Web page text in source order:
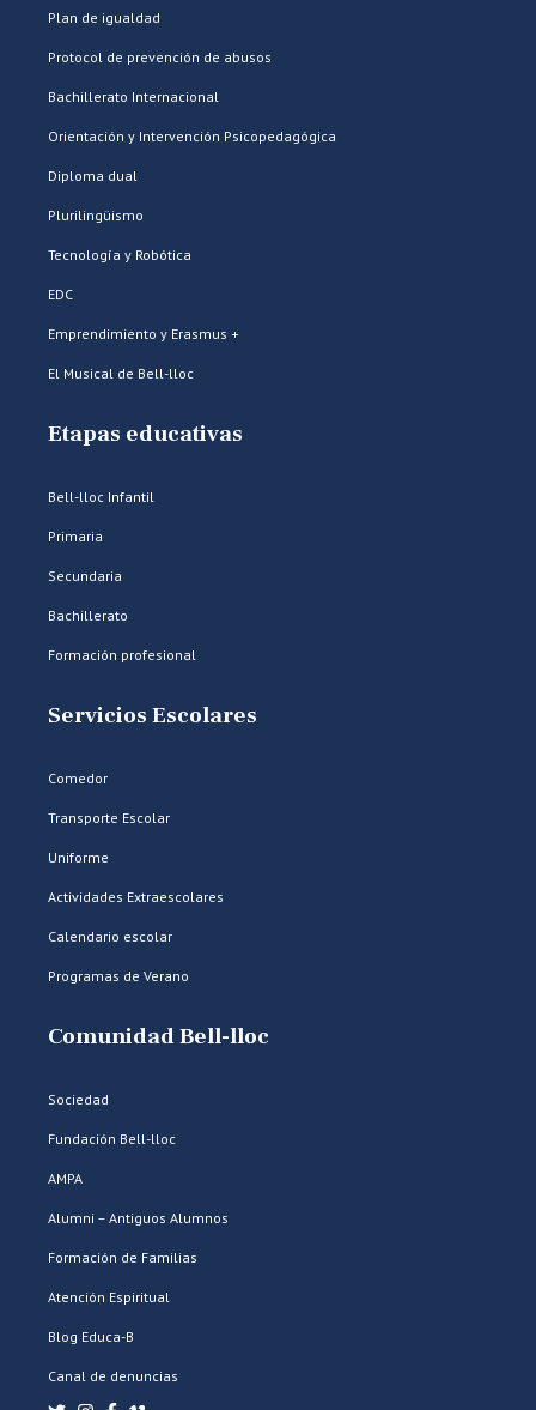
Plan de igualdad
Protocol de prevención de abusos
Bachillerato Internacional
Orientación y Intervención Psicopedagógica
Diploma dual
Plurilingüismo
Tecnología y Robótica
EDC
Emprendimiento y Erasmus +
El Musical de Bell-lloc
Etapas educativas
Bell-lloc Infantil
Primaria
Secundaria
Bachillerato
Formación profesional
Servicios Escolares
Comedor
Transporte Escolar
Uniforme
Actividades Extraescolares
Calendario escolar
Programas de Verano
Comunidad Bell-lloc
Sociedad
Fundación Bell-lloc
AMPA
Alumni – Antiguos Alumnos
Formación de Familias
Atención Espiritual
Blog Educa-B
Canal de denuncias